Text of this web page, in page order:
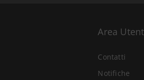
Area
Contatti
Notifiche